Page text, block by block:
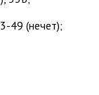
49 (нечет);